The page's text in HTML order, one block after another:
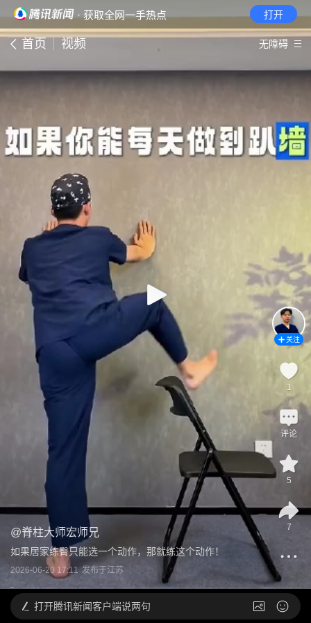
· 获取全网一手热点 打开
首页 视频 无障碍
@脊柱大师宏师兄
如果居家练臀只能选一个动作，那就练这个动作！
2026-06-20 17:11 发布于江苏
关注
1
评论
5
7
打开腾讯新闻客户端说两句